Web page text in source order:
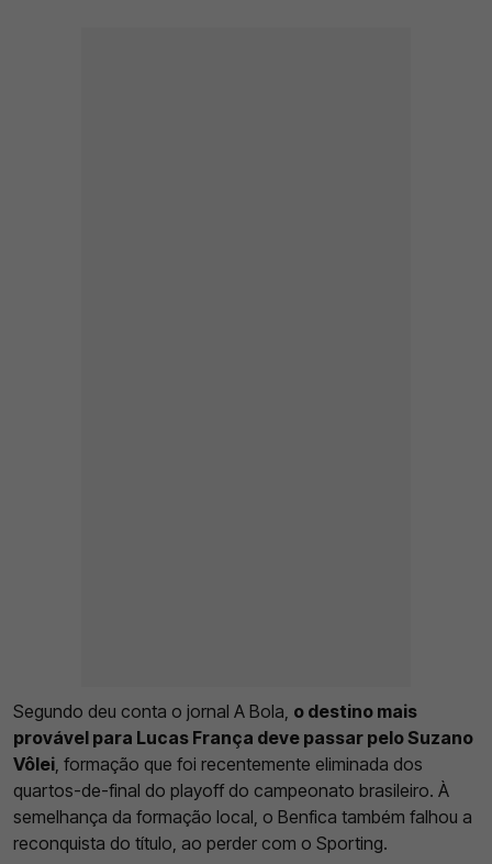
Segundo deu conta o jornal A Bola, o destino mais
provável para Lucas França deve passar pelo Suzano
Vôlei, formação que foi recentemente eliminada dos
quartos-de-final do playoff do campeonato brasileiro. À
semelhança da formação local, o Benfica também falhou a
reconquista do título, ao perder com o Sporting.